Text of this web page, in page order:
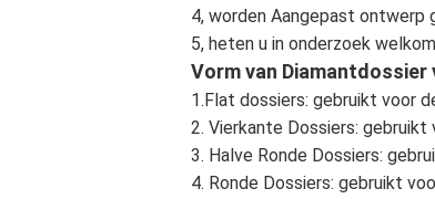
4, worden Aangepast ontwerp
5, heten u in onderzoek
Vorm van Diamantdossier
1.Flat dossiers: gebruikt voor
2. Vierkante Dossiers:
3. Halve Ronde Dossiers:
4. Ronde Dossiers: gebruikt